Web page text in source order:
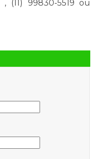
, (11) 99830-5519 ou